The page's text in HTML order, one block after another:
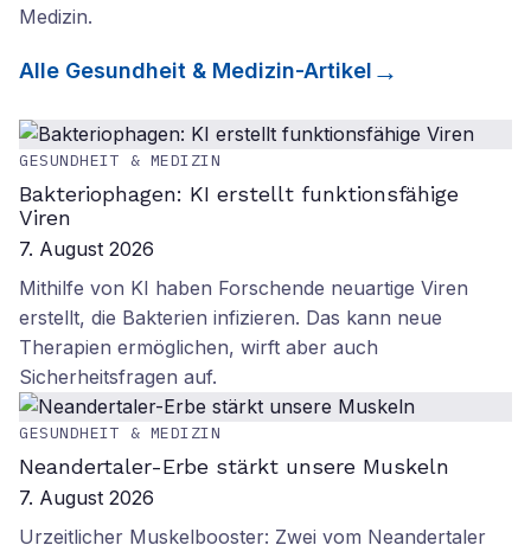
Medizin.
Alle Gesundheit & Medizin-Artikel
GESUNDHEIT & MEDIZIN
Bakteriophagen: KI erstellt funktionsfähige
Viren
7. August 2026
Mithilfe von KI haben Forschende neuartige Viren
erstellt, die Bakterien infizieren. Das kann neue
Therapien ermöglichen, wirft aber auch
Sicherheitsfragen auf.
GESUNDHEIT & MEDIZIN
Neandertaler-Erbe stärkt unsere Muskeln
7. August 2026
Urzeitlicher Muskelbooster: Zwei vom Neandertaler